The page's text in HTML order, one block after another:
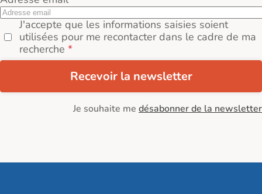
J'accepte que les informations saisies soient
utilisées pour me recontacter dans le cadre de ma
recherche
Recevoir la newsletter
Je souhaite me désabonner de la newsletter